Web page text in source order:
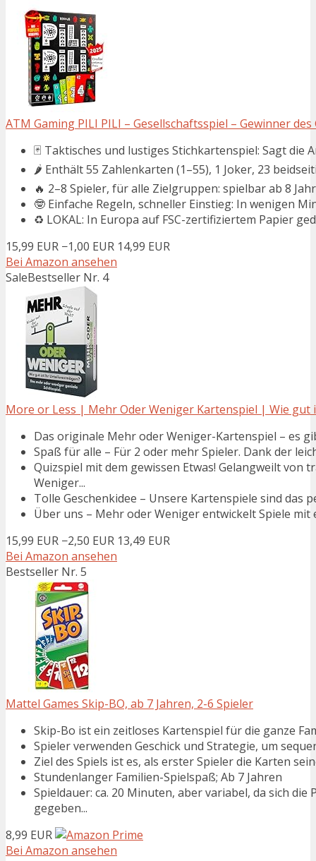
ATM Gaming PILI PILI – Gesellschaftsspiel – Gewinner
🃏 Taktisches und lustiges Stichkartenspiel: Sagt die
🌶️ Enthält 55 Zahlenkarten (1–55), 1 Joker, 23
🔥 2–8 Spieler, für alle Zielgruppen: spielbar ab 8
🤓 Einfache Regeln, schneller Einstieg: In wenigen
♻️ LOKAL: In Europa auf FSC-zertifiziertem Papier
15,99 EUR −1,00 EUR 14,99 EUR
Bei Amazon ansehen
SaleBestseller Nr. 4
More or Less | Mehr Oder Weniger Kartenspiel | Wie gut
Das originale Mehr oder Weniger-Kartenspiel – es
Spaß für alle – Für 2 oder mehr Spieler. Dank der
Quizspiel mit dem gewissen Etwas! Gelangweilt
Weniger...
Tolle Geschenkidee – Unsere Kartenspiele sind das
Über uns – Mehr oder Weniger entwickelt Spiele
15,99 EUR −2,50 EUR 13,49 EUR
Bei Amazon ansehen
Bestseller Nr. 5
Mattel Games Skip-BO, ab 7 Jahren, 2-6 Spieler
​Skip-Bo ist ein zeitloses Kartenspiel für die ganze
Spieler ​verwenden Geschick und Strategie, um
Ziel des Spiels ist es, als erster Spieler die Karten
Stundenlanger Familien-Spielspaß; Ab 7 Jahren
Spieldauer: ca. 20 Minuten, aber variabel, da sich
gegeben...
8,99 EUR
Bei Amazon ansehen